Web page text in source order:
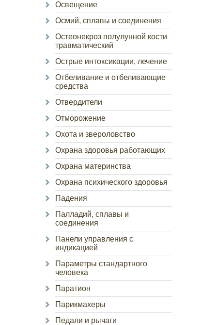
Освещение
Осмий, сплавы и соединения
Остеонекроз полулунной кости
травматический
Острые интоксикации, лечение
Отбеливание и отбеливающие
средства
Отвердители
Отморожение
Охота и звероловство
Охрана здоровья работающих
Охрана материнства
Охрана психического здоровья
Падения
Палладий, сплавы и
соединения
Панели управления с
индикацией
Параметры стандартного
человека
Паратион
Парикмахеры
Педали и рычаги